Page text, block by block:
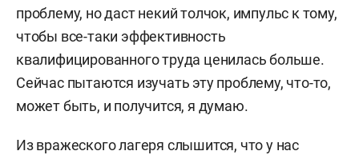
проблему, но даст некий толчок, импульс к тому,
чтобы все-таки эффективность
квалифицированного труда ценилась больше.
Сейчас пытаются изучать эту проблему, что-то,
может быть, и получится, я думаю.
Из вражеского лагеря слышится, что у нас